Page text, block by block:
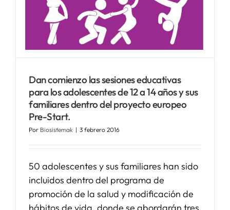
NOTICIAS
Dan comienzo las sesiones educativas
para los adolescentes de 12 a 14 años y sus
familiares dentro del proyecto europeo
Pre-Start.
Por Biosistemak | 3 febrero 2016
50 adolescentes y sus familiares han sido
incluidos dentro del programa de
promoción de la salud y modificación de